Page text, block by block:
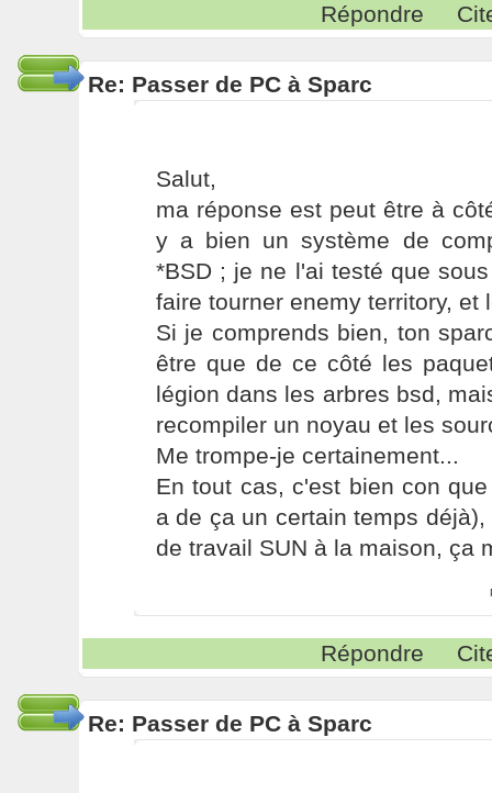
Répondre
Re: Passer de PC à Sparc
Salut,
ma réponse est peut être à
y a bien un système de
*BSD ; je ne l'ai testé que
faire tourner enemy territory, et
Si je comprends bien, ton
être que de ce côté les
légion dans les arbres bsd,
recompiler un noyau et les
Me trompe-je certainement...
En tout cas, c'est bien con
a de ça un certain temps
de travail SUN à la maison, ça
Répondre
Re: Passer de PC à Sparc